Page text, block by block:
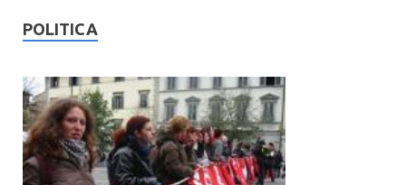
Moda e
Cultura
POLITICA